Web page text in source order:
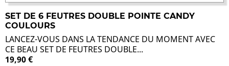
SET DE 6 FEUTRES DOUBLE POINTE CANDY
COULOURS
LANCEZ-VOUS DANS LA TENDANCE DU MOMENT AVEC
CE BEAU SET DE FEUTRES DOUBLE...
19,90 €